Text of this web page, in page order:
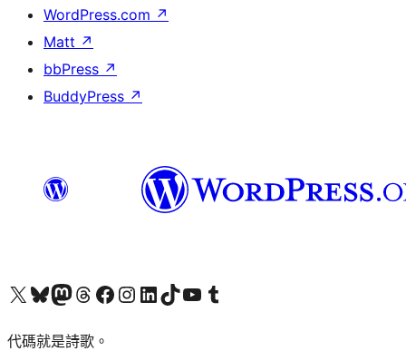
WordPress.com ↗
Matt ↗
bbPress ↗
BuddyPress ↗
Visit our X (formerly Twitter) account
Visit our Bluesky account
Visit our Mastodon account
Visit our Threads account
訪問我們的 Facebook 專頁Visit our Instagram account
Visit our LinkedIn account
Visit our TikTok account
Visit our YouTube channel
Visit our Tumblr account
代碼就是詩歌。